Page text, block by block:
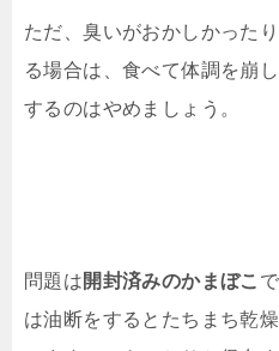
ただ、臭いがおかしかった
る場合は、食べて体調を崩
するのはやめましょう。
問題は開封済みのかまぼこ
は油断をするとたちまち乾